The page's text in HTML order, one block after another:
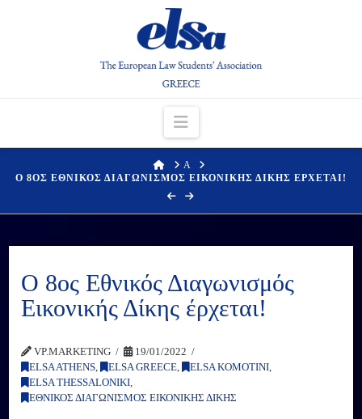
Navigation
HOME
Α
Ο 8ΟΣ ΕΘΝΙΚΟΣ ΔΙΑΓΩΝΙΣΜΟΣ ΕΙΚΟΝΙΚΗΣ ΔΙΚΗΣ ΕΡΧΕΤΑΙ!
Ο 8ος Εθνικός Διαγωνισμός
Εικονικής Δίκης έρχεται!
VP.MARKETING
19/01/2022
ELSA ATHENS, ELSA GREECE, ELSA KOMOTINI,
ELSA THESSALONIKI,
ΕΘΝΙΚΟΣ ΔΙΑΓΩΝΙΣΜΟΣ ΕΙΚΟΝΙΚΗΣ ΔΙΚΗΣ